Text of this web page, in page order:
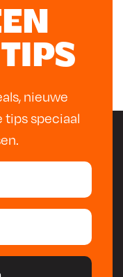
nieuwe
tips speciaal